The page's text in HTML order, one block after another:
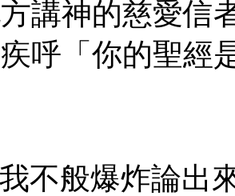
講神的慈愛信
呼「你的聖經
不般爆炸論出